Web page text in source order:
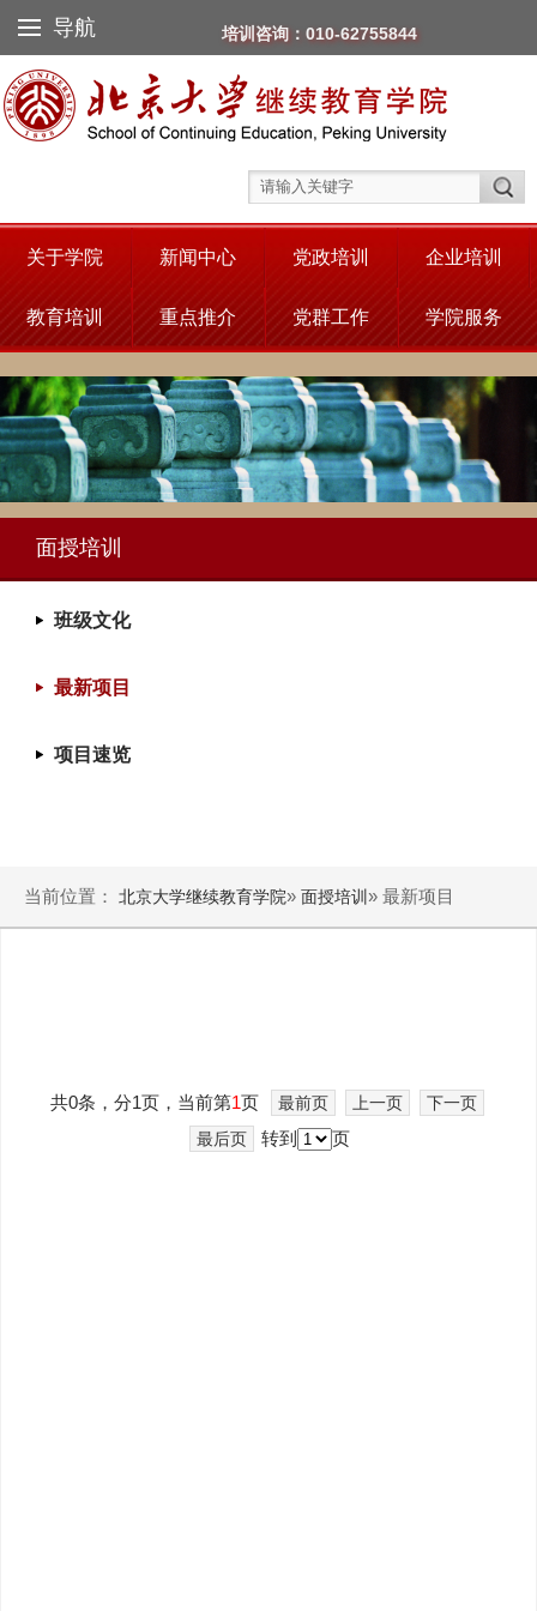
导航 培训咨询：010-62755844
关于学院 新闻中心 党政培训 企业培训
教育培训 重点推介 党群工作 学院服务
面授培训
班级文化
最新项目
项目速览
当前位置： 北京大学继续教育学院» 面授培训» 最新项目
共0条，分1页，当前第1页 最前页 上一页
下一页
最后页
转到 页